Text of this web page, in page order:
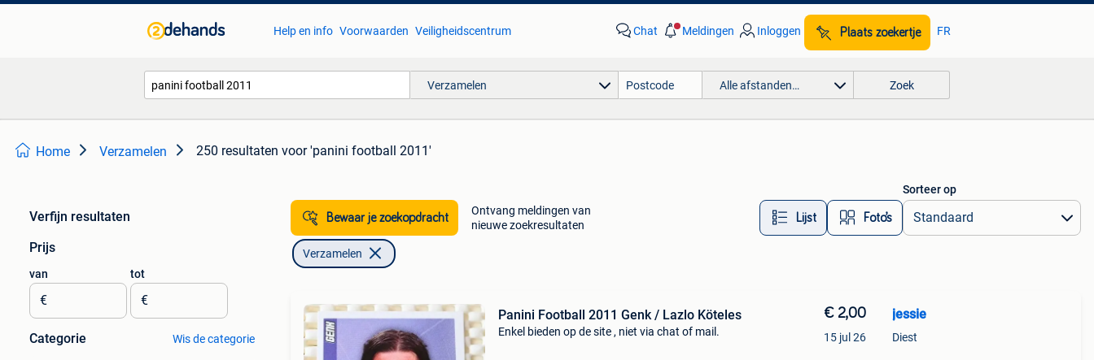
Help en info Voorwaarden Veiligheidscentrum Chat Meldingen Inloggen Plaats zoekertje FR
Verzamelen Alle afstanden… Zoek
Home Verzamelen 250 resultaten voor 'panini football 2011'
Verfijn resultaten
Prijs
van
€
tot
€
Categorie Wis de categorie
Bewaar je zoekopdracht
Ontvang meldingen van
nieuwe zoekresultaten
Lijst Foto’s
Sorteer op
Verzamelen
Panini Football 2011 Genk / Lazlo Köteles
Enkel bieden op de site , niet via chat of mail.
€ 2,00
15 jul 26
jessie
Diest